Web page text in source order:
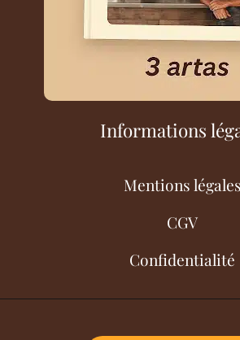
Informations
Mentions légales
CGV
Confidentialité